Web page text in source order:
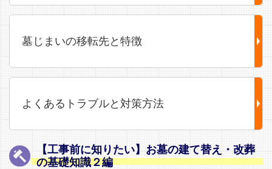
墓じまいの移転先と特徴
よくあるトラブルと対策方法
【工事前に知りたい】お墓の建て替え・改葬
の基礎知識２編